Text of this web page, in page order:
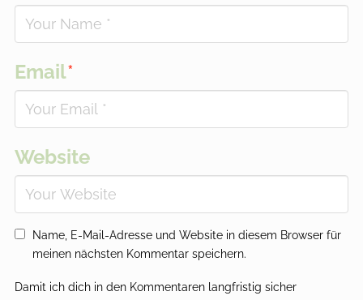
Email*
Website
Name, E-Mail-Adresse und Website in diesem Browser für
meinen nächsten Kommentar speichern.
Damit ich dich in den Kommentaren langfristig sicher